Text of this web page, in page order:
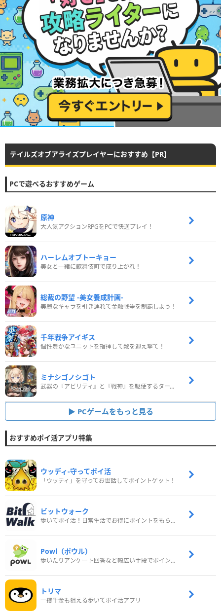
テイルズオブアライズプレイヤーにおすすめ【PR】
PCで遊べるおすすめゲーム
原神
大人気アクションRPGをPCで快適プレイ！
ハーレムオブトーキョー
美女と一緒に歌舞伎町で成り上がれ！
総裁の野望 -美女養成計画-
美麗なキャラを引き連れて金融戦争を制覇しよう！
千年戦争アイギス
個性豊かなユニットを指揮して敵を迎え撃て！
ミナシゴノシゴト
武器の『アビリティ』と『戦神』を駆使するターン制コマンドバトルRPG！
PCゲームをもっと見る
おすすめポイ活アプリ特集
ウッディ‐守ってポイ活
「ウッディ」を守ってお世話してポイントゲット！
ビットウォーク
歩いてポイ活！日常生活でお得にポイントをもらおう
Powl（ポウル）
歩いたりアンケート回答など幅広い手段でポイントをゲット
トリマ
一攫千金も狙える歩いてポイ活アプリ